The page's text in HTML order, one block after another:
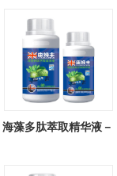
广谱型
海藻多肽萃取精华液－